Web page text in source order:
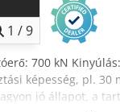
1 /9
700 kN
képesség, pl.
jó állapot, a